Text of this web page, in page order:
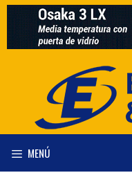
Saltar
contenido
MENÚ